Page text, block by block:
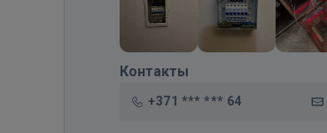
Контакты
+371 *** *** 64